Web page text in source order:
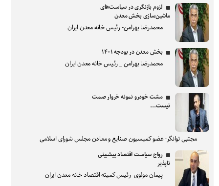
لزوم بازنگری در سیاست‌های
ماشین‌سازی بخش معدن
محمدرضا بهرامن- رئیس خانه معدن ایران
بخش معدن در بودجه ۱۴۰۱
محمدرضا بهرامن _ رئیس خانه معدن ایران
مشت خودرو نمونه خروار صمت
نیست...
مجتبی توانگر- عضو کمیسیون صنایع و معادن مجلس شورای اسلامی
رواج سیاست اقتصاد پیشبینی
ناپذیر
پیمان مولوی- رئیس کمیته اقتصاد خانه معدن ایران